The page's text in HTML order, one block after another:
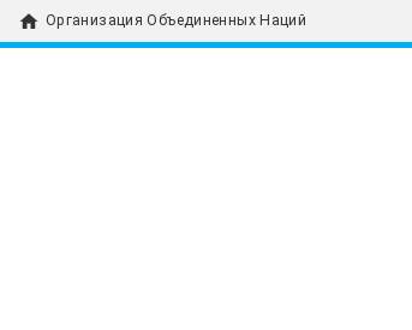
home Организация Объединенных Наций